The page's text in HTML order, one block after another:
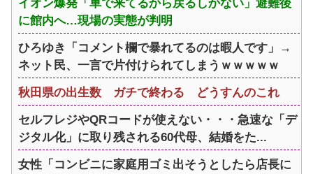
イオン爆発「車で来てるから戻るしかない」避難後
に館内へ…現場の実態が判明
ひろゆき「コメント欄で暴れてるのは暇人です」→
ネット民、一言で片付けられてしまうｗｗｗｗｗ
秋田県の出生数 ガチで終わる どうすんのこれ
セルフレジやQRコードが使えない・・・急速な「デ
ジタル化」に取り残される60代母、結婚をた...
女性「コンビニに家庭用ゴミ出そうとしたら店長に